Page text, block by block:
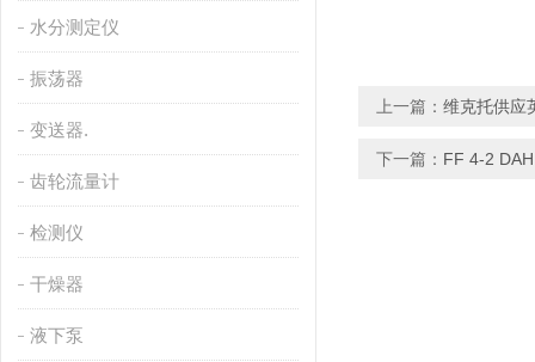
水分测定仪
振荡器
变送器.
齿轮流量计
检测仪
干燥器
液下泵
上一篇： 维克托供应
下一篇： FF 4-2